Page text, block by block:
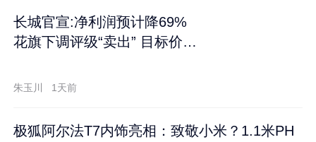
长城官宣:净利润预计降69%
花旗下调评级“卖出” 目标价再
朱玉川 1天前
极狐阿尔法T7内饰亮相：致敬小米？1.1米PH